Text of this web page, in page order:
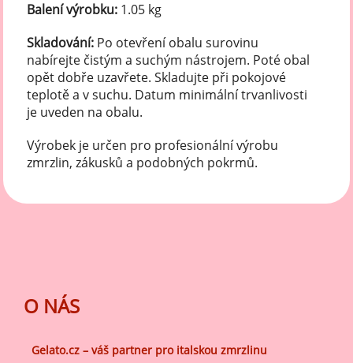
Balení výrobku: 1.05 kg
Skladování: Po otevření obalu surovinu
nabírejte čistým a suchým nástrojem. Poté obal
opět dobře uzavřete. Skladujte při pokojové
teplotě a v suchu. Datum minimální trvanlivosti
je uveden na obalu.
Výrobek je určen pro profesionální výrobu
zmrzlin, zákusků a podobných pokrmů.
O NÁS
Gelato.cz – váš partner pro italskou zmrzlinu